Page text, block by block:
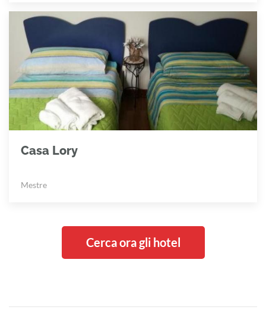
Casa Lory
Mestre
Cerca ora gli hotel